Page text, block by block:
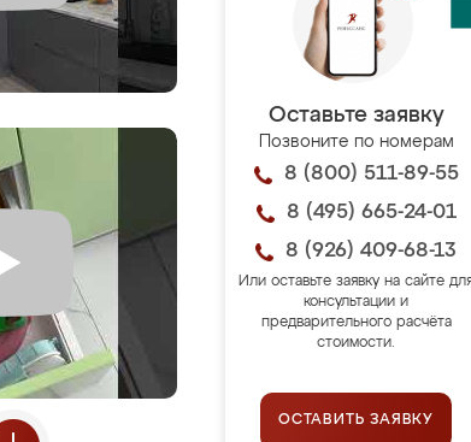
Оставьте заявку
Позвоните по номерам
8 (800) 511-89-55
8 (495) 665-24-01
8 (926) 409-68-13
Или оставьте заявку на сайте
консультации и
предварительного расчёта
стоимости.
ОСТАВИТЬ ЗАЯВКУ